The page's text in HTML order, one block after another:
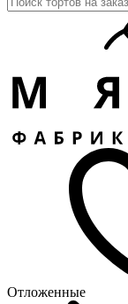
Отложенные